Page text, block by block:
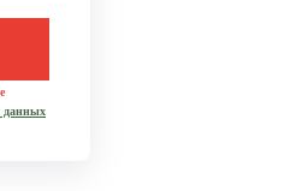
данных